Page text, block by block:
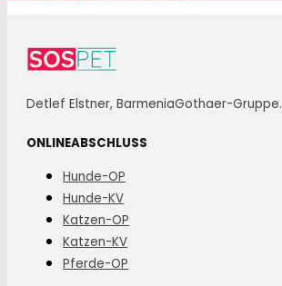
Detlef Elstner, BarmeniaGothaer-Gruppe.
ONLINEABSCHLUSS
Hunde-OP
Hunde-KV
Katzen-OP
Katzen-KV
Pferde-OP